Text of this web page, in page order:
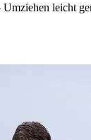
leicht